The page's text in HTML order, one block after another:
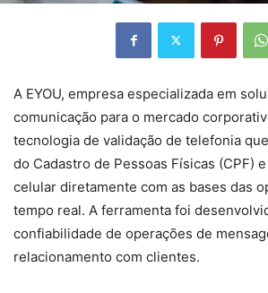
A EYOU, empresa especializada em
comunicação para o mercado
tecnologia de validação de telefonia
do Cadastro de Pessoas Físicas (CPF)
celular diretamente com as bases das
tempo real. A ferramenta foi
confiabilidade de operações de
relacionamento com clientes.